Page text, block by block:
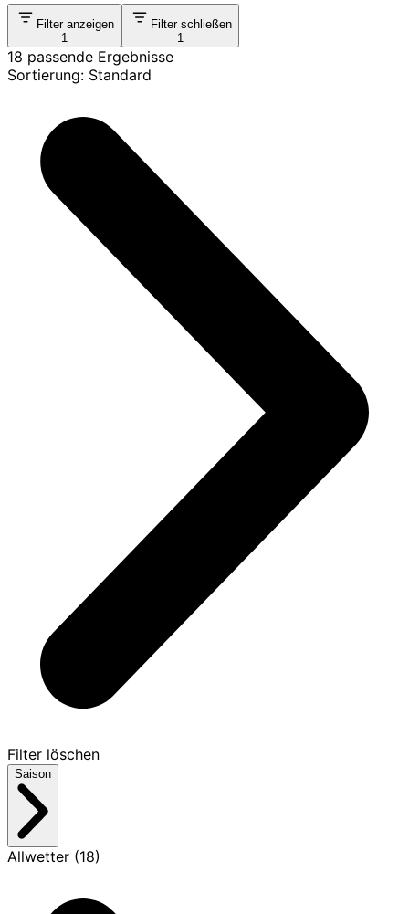
Filter anzeigen
1
Filter schließen
1
18 passende Ergebnisse
Sortierung: Standard
Filter löschen
Saison
Allwetter (18)